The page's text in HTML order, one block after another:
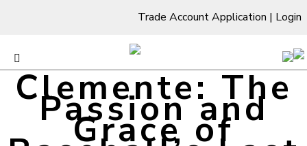
Trade Account Application | Login
Clemente: The
Passion and
Grace of